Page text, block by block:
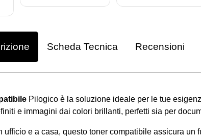
Scheda Tecnica Recensioni
Pilogico è la soluzione ideale per le tue
e immagini dai colori brillanti, perfetti sia per
e a casa, questo toner compatibile assicura